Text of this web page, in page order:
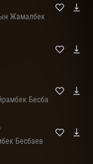
Жамалбек
Бесбаев
Бесбаев